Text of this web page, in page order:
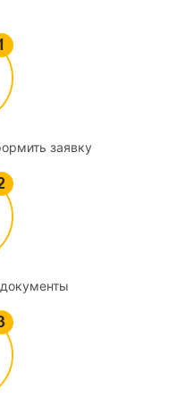
измерений
измерений
заявку